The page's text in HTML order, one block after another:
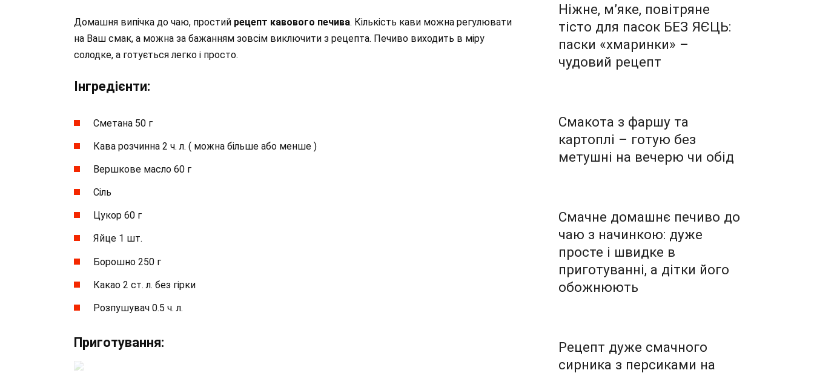
Домашня випічка до чаю, простий рецепт кавового печива. Кількість кави можна регулювати
на Ваш смак, а можна за бажанням зовсім виключити з рецепта. Печиво виходить в міру
солодке, а готується легко і просто.
Інгредієнти:
Сметана 50 г
Кава розчинна 2 ч. л. ( можна більше або менше )
Вершкове масло 60 г
Сіль
Цукор 60 г
Яйце 1 шт.
Борошно 250 г
Какао 2 ст. л. без гірки
Розпушувач 0.5 ч. л.
Приготування:
Ніжне, м’яке, повітряне
тісто для пасок БЕЗ ЯЄЦЬ:
паски «хмаринки» –
чудовий рецепт
Смакота з фаршу та
картоплі – готую без
метушні на вечерю чи обід
Смачне домашнє печиво до
чаю з начинкою: дуже
просте і швидке в
приготуванні, а дітки його
обожнюють
Рецепт дуже смачного
сирника з персиками на